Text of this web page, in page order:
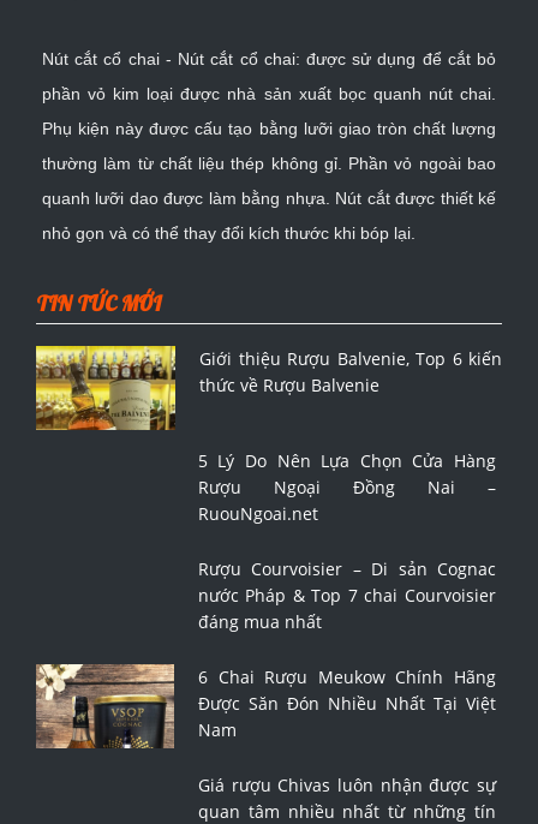
Nút cắt cổ chai - Nút cắt cổ chai: được sử dụng để cắt bỏ
phần vỏ kim loại được nhà sản xuất bọc quanh nút chai.
Phụ kiện này được cấu tạo bằng lưỡi giao tròn chất lượng
thường làm từ chất liệu thép không gỉ. Phần vỏ ngoài bao
quanh lưỡi dao được làm bằng nhựa. Nút cắt được thiết kế
nhỏ gọn và có thể thay đổi kích thước khi bóp lại.
TIN TỨC MỚI
Giới thiệu Rượu Balvenie, Top 6 kiến
thức về Rượu Balvenie
5 Lý Do Nên Lựa Chọn Cửa Hàng
Rượu Ngoại Đồng Nai –
RuouNgoai.net
Rượu Courvoisier – Di sản Cognac
nước Pháp & Top 7 chai Courvoisier
đáng mua nhất
6 Chai Rượu Meukow Chính Hãng
Được Săn Đón Nhiều Nhất Tại Việt
Nam
Giá rượu Chivas luôn nhận được sự
quan tâm nhiều nhất từ những tín